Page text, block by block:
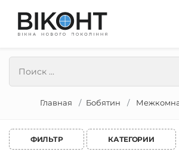
Главная Бобятин
ФИЛЬТР КАТЕГОРИИ